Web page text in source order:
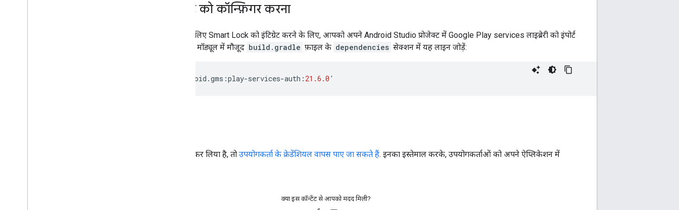
Android Studio प्रोजेक्ट को कॉन्फ़िगर करना
अपने Android ऐप्लिकेशन में पासवर्ड के लिए Smart Lock को इंटिग्रेट करने के लिए, आपको अपने Android Studio प्रोजेक्ट में Google Play services लाइब्रेरी को इंपोर्ट
और रेफ़रंस करना होगा. अपने ऐप्लिकेशन मॉड्यूल में मौजूद build.gradle फ़ाइल के dependencies सेक्शन में यह लाइन जोड़ें:
android .gms :play-services-auth : 21.6.0 '
अब जब आपने अपना प्रोजेक्ट कॉन्फ़िगर कर लिया है, तो उपयोगकर्ता के क्रेडेंशियल वापस पाए जा सकते हैं. इनका इस्तेमाल करके, उपयोगकर्ताओं को अपने ऐप्लिकेशन में
क्या इस कॉन्टेंट से आपको मदद मिली?